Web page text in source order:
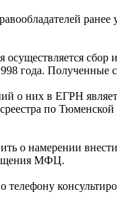
года. Полученные
о них в ЕГРН
по
о намерении
МФЦ.